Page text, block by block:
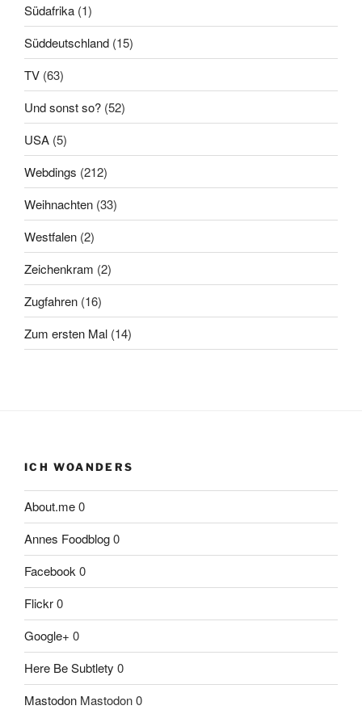
Südafrika (1)
Süddeutschland (15)
TV (63)
Und sonst so? (52)
USA (5)
Webdings (212)
Weihnachten (33)
Westfalen (2)
Zeichenkram (2)
Zugfahren (16)
Zum ersten Mal (14)
ICH WOANDERS
About.me0
Annes Foodblog0
Facebook 0
Flickr0
Google+ 0
Here Be Subtlety 0
Mastodon Mastodon 0